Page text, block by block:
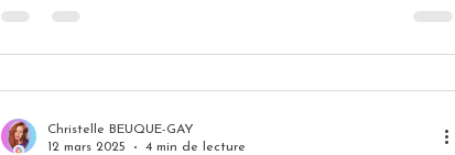
dans les relations amoureuses. De nombreuses femmes
peur du jugement, honte, sentiment d'être "sale" ou
crainte d'être perçue comme infidèle. Pourtant, la réalité
Christelle BEUQUE-GAY
12 mars 2025
4 min de lecture